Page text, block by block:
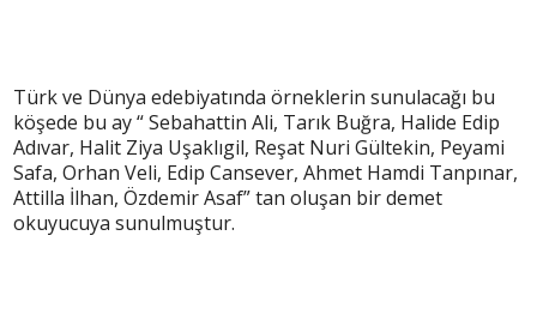
Türk ve Dünya edebiyatında örneklerin sunulacağı bu
köşede bu ay “ Sebahattin Ali, Tarık Buğra, Halide Edip
Adıvar, Halit Ziya Uşaklıgil, Reşat Nuri Gültekin, Peyami
Safa, Orhan Veli, Edip Cansever, Ahmet Hamdi Tanpınar,
Attilla İlhan, Özdemir Asaf” tan oluşan bir demet
okuyucuya sunulmuştur.